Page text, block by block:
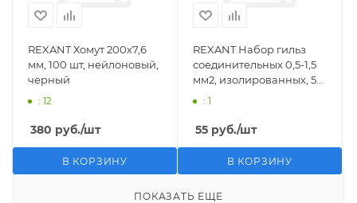
REXANT Хомут 200х7,6
мм, 100 шт, нейлоновый,
черный
: 12
380 руб./шт
В КОРЗИНУ
REXANT Набор гильз
соединительных 0,5-1,5
мм2, изолированных, 5
: 1
55 руб./шт
В КОРЗИНУ
ПОКАЗАТЬ ЕЩЕ